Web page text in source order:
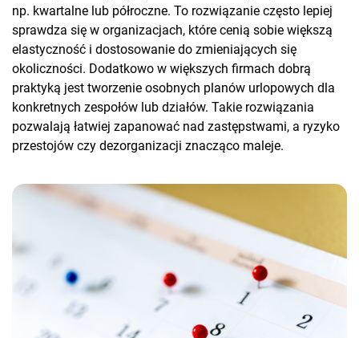
np. kwartalne lub półroczne. To rozwiązanie często lepiej
sprawdza się w organizacjach, które cenią sobie większą
elastyczność i dostosowanie do zmieniających się
okoliczności. Dodatkowo w większych firmach dobrą
praktyką jest tworzenie osobnych planów urlopowych dla
konkretnych zespołów lub działów. Takie rozwiązania
pozwalają łatwiej zapanować nad zastępstwami, a ryzyko
przestojów czy dezorganizacji znacząco maleje.